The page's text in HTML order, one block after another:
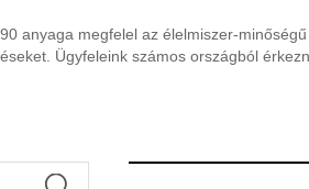
anyaga megfelel az élelmiszer-
Ügyfeleink számos országból